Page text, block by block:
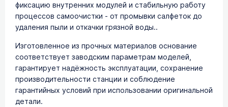
фиксацию внутренних модулей и стабильную работу
процессов самоочистки - от промывки салфеток до
удаления пыли и откачки грязной воды..
Изготовленное из прочных материалов основание
соответствует заводским параметрам моделей,
гарантирует надёжность эксплуатации, сохранение
производительности станции и соблюдение
гарантийных условий при использовании оригинальной
детали.